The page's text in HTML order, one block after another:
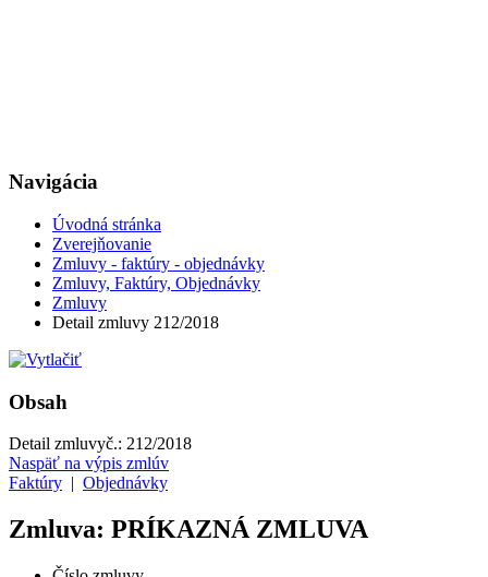
Navigácia
Úvodná stránka
Zverejňovanie
Zmluvy - faktúry - objednávky
Zmluvy, Faktúry, Objednávky
Zmluvy
Detail zmluvy 212/2018
Obsah
Detail zmluvyč.: 212/2018
Naspäť na výpis zmlúv
Faktúry | Objednávky
Zmluva: PRÍKAZNÁ ZMLUVA